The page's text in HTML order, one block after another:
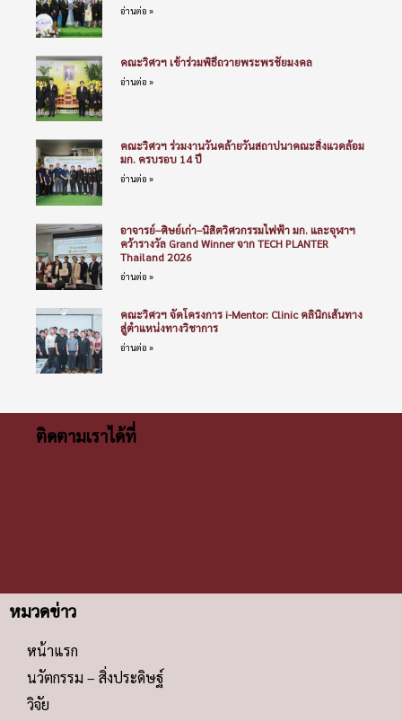
อ่านต่อ »
คณะวิศวฯ เข้าร่วมพิธีถวายพระพรชัยมงคล
อ่านต่อ »
คณะวิศวฯ ร่วมงานวันคล้ายวันสถาปนาคณะสิ่งแวดล้อม
มก. ครบรอบ 14 ปี
อ่านต่อ »
อาจารย์–ศิษย์เก่า–นิสิตวิศวกรรมไฟฟ้า มก. และจุฬาฯ
คว้ารางวัล Grand Winner จาก TECH PLANTER
Thailand 2026
อ่านต่อ »
คณะวิศวฯ จัดโครงการ i-Mentor: Clinic คลินิกเส้นทาง
สู่ตำแหน่งทางวิชาการ
อ่านต่อ »
ติดตามเราได้ที่
หมวดข่าว
หน้าแรก
นวัตกรรม – สิ่งประดิษฐ์
วิจัย